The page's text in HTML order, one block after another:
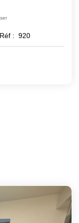
Réf : 920